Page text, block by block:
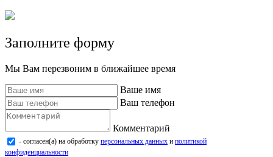
Заполните форму
Мы Вам перезвоним в ближайшее время
Ваше имя
Ваш телефон
Комментарий
- согласен(а) на обработку персональных данных и политикой
конфиденциальности